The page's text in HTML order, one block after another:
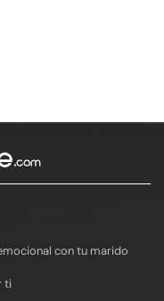
con tu marido
ti